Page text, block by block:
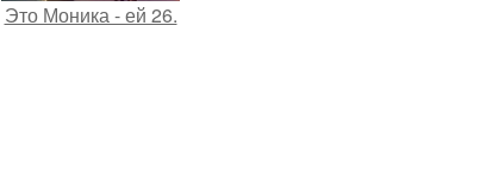
Это Моника - ей 26.